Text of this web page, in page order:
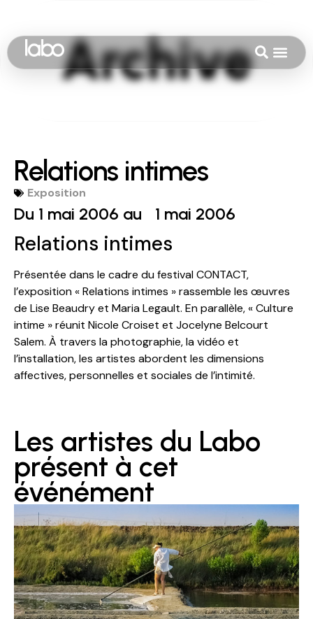
Relations intimes
Exposition
Du 1 mai 2006 au 1 mai 2006
Relations intimes
Présentée dans le cadre du festival CONTACT,
l’exposition « Relations intimes » rassemble les œuvres
de Lise Beaudry et Maria Legault. En parallèle, « Culture
intime » réunit Nicole Croiset et Jocelyne Belcourt
Salem. À travers la photographie, la vidéo et
l’installation, les artistes abordent les dimensions
affectives, personnelles et sociales de l’intimité.
Les artistes du Labo
présent à cet
événément